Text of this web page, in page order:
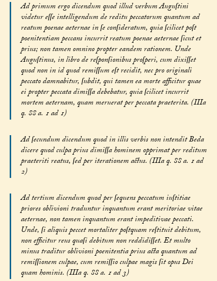
Ad primum ergo dicendum quod illud verbum Auguſtini
videtur eſſe intelligendum de reditu peccatorum quantum ad
reatum poenae aeternae in ſe conſideratum, quia ſcilicet poſt
poenitentiam peccans incurrit reatum poenae aeternae ſicut et
prius; non tamen omnino propter eandem rationem. Unde
Auguſtinus, in libro de reſponſionibus proſperi, cum dixiſſet
quod non in id quod remiſſum eſt recidit, nec pro originali
peccato damnabitur, ſubdit, qui tamen ea morte afficitur quae
ei propter peccata dimiſſa debebatur, quia ſcilicet incurrit
mortem aeternam, quam meruerat per peccata praeterita. (IIIa
q. 88 a. 1 ad 1)
Ad ſecundum dicendum quod in illis verbis non intendit Beda
dicere quod culpa prius dimiſſa hominem opprimat per reditum
praeteriti reatus, ſed per iterationem actus. (IIIa q. 88 a. 1 ad
2)
Ad tertium dicendum quod per ſequens peccatum iuſtitiae
priores oblivioni traduntur inquantum erant meritoriae vitae
aeternae, non tamen inquantum erant impeditivae peccati.
Unde, ſi aliquis peccet mortaliter poſtquam reſtituit debitum,
non efficitur reus quaſi debitum non reddidiſſet. Et multo
minus traditur oblivioni poenitentia prius acta quantum ad
remiſſionem culpae, cum remiſſio culpae magis ſit opus Dei
quam hominis. (IIIa q. 88 a. 1 ad 3)